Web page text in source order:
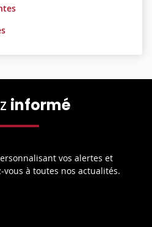
informé
vos alertes et
à toutes nos actualités.